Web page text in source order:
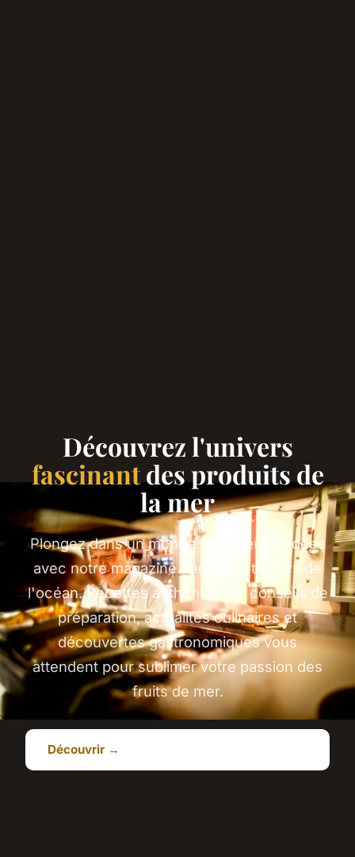
Découvrez l'univers
fascinantdes produits de
la mer
Plongez dans un monde de saveurs iodées
avec notre magazine dédié aux trésors de
l'océan. Recettes authentiques, conseils de
préparation, actualités culinaires et
découvertes gastronomiques vous
attendent pour sublimer votre passion des
fruits de mer.
Découvrir →